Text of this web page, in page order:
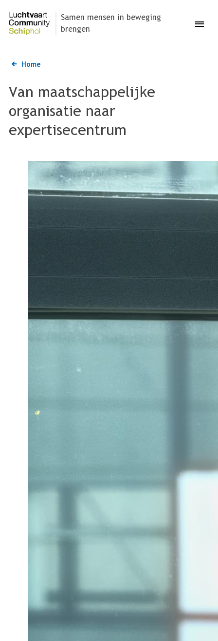
naar
gaan
Samen mensen in beweging
brengen
Menu
Home
Van maatschappelijke
organisatie naar
expertisecentrum